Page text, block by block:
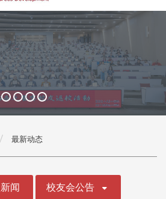
最新动态
闻 校友会公告